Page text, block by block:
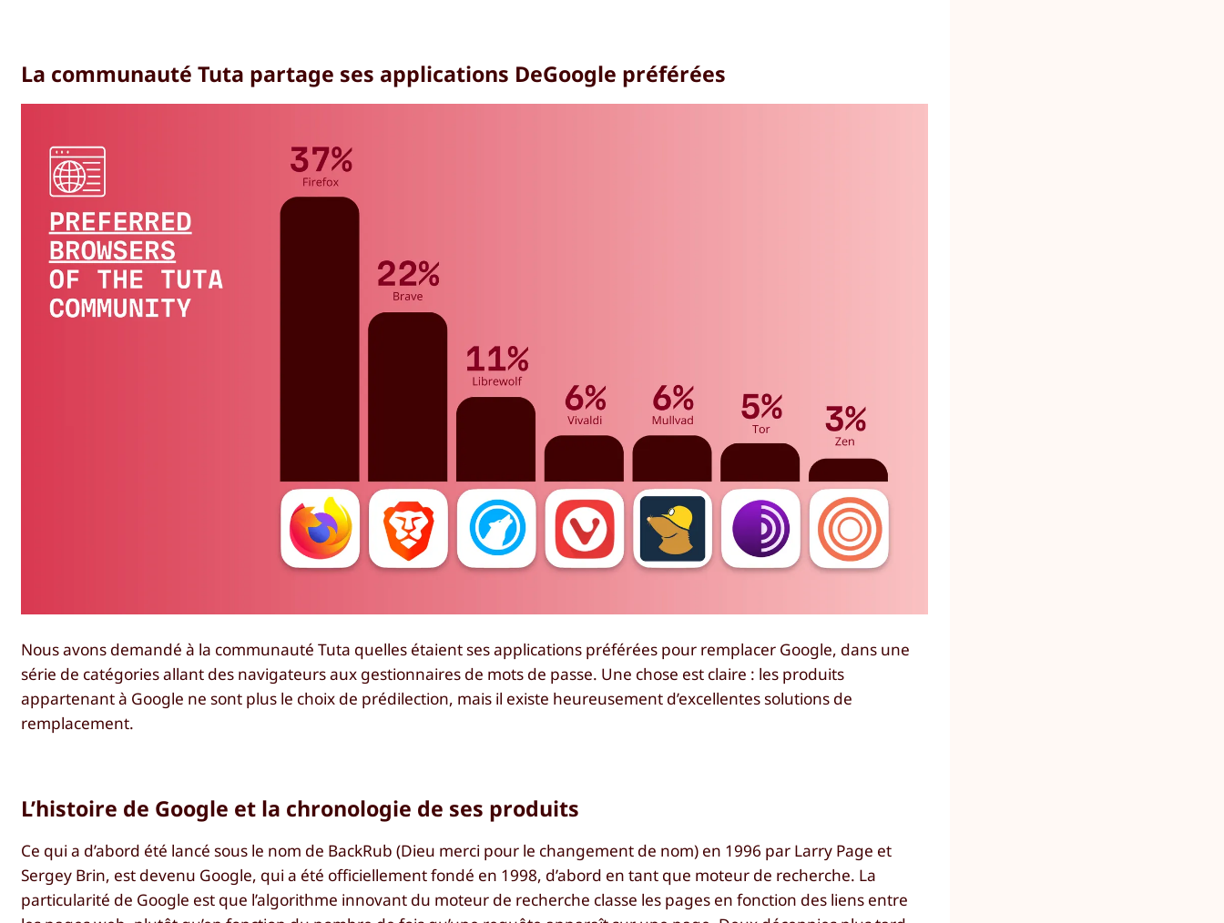
La communauté Tuta partage ses applications DeGoogle préférées
Nous avons demandé à la communauté Tuta quelles étaient ses applications préférées pour remplacer Google, dans une
série de catégories allant des navigateurs aux gestionnaires de mots de passe. Une chose est claire : les produits
appartenant à Google ne sont plus le choix de prédilection, mais il existe heureusement d’excellentes solutions de
remplacement.
L’histoire de Google et la chronologie de ses produits
Ce qui a d’abord été lancé sous le nom de BackRub (Dieu merci pour le changement de nom) en 1996 par Larry Page et
Sergey Brin, est devenu Google, qui a été officiellement fondé en 1998, d’abord en tant que moteur de recherche. La
particularité de Google est que l’algorithme innovant du moteur de recherche classe les pages en fonction des liens entre